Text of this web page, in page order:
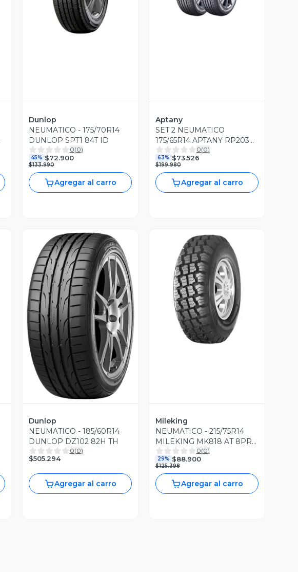
Dunlop
NEUMATICO - 175/70R14
DUNLOP SPT1 84T ID
0(0)
45% $72.900
$133.990
Agregar al carro
Aptany
SET 2 NEUMATICO
175/65R14 APTANY RP203
82T CN
0(0)
63% $73.526
$199.980
Agregar al carro
Vista Previa
Dunlop
NEUMATICO - 185/60R14
DUNLOP DZ102 82H TH
0(0)
$505.294
Agregar al carro
Vista Previa
Mileking
NEUMATICO - 215/75R14
MILEKING MK818 AT 8PR
104Q
0(0)
29% $88.900
$125.398
Agregar al carro